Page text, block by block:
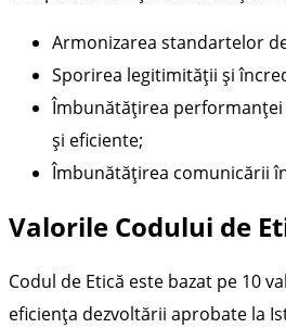
Armonizarea standartelor
Sporirea legitimității și
Îmbunătățirea
și eficiente;
Îmbunătățirea comunicării
Valorile Codului de
Codul de Etică este bazat pe 10
eficiența dezvoltării aprobate la